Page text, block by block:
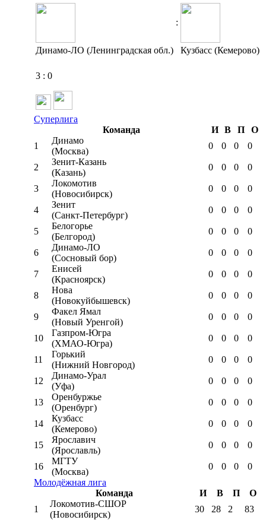
:
Динамо-ЛО (Ленинградская обл.) Кузбасс (Кемерово)
3 : 0
Суперлига
Команда
И В П
О
1
Динамо
(Москва)
0 0 0 0
2
Зенит-Казань
(Казань)
0 0 0 0
3
Локомотив
(Новосибирск)
0 0 0 0
4
Зенит
(Санкт-Петербург)
0 0 0 0
5
Белогорье
(Белгород)
0 0 0 0
6
Динамо-ЛО
(Сосновый бор)
0 0 0 0
7
Енисей
(Красноярск)
0 0 0 0
8
Нова
(Новокуйбышевск)
0 0 0 0
9
Факел Ямал
(Новый Уренгой)
0 0 0 0
10
Газпром-Югра
(ХМАО-Югра)
0 0 0 0
11
Горький
(Нижний Новгород)
0 0 0 0
12
Динамо-Урал
(Уфа)
0 0 0 0
13
Оренбуржье
(Оренбург)
0 0 0 0
14
Кузбасс
(Кемерово)
0 0 0 0
15
Ярославич
(Ярославль)
0 0 0 0
16
МГТУ
(Москва)
0 0 0
0
Молодёжная лига
Команда
И В П
О
1
Локомотив-CШОР
(Новосибирск)
30 28 2 83